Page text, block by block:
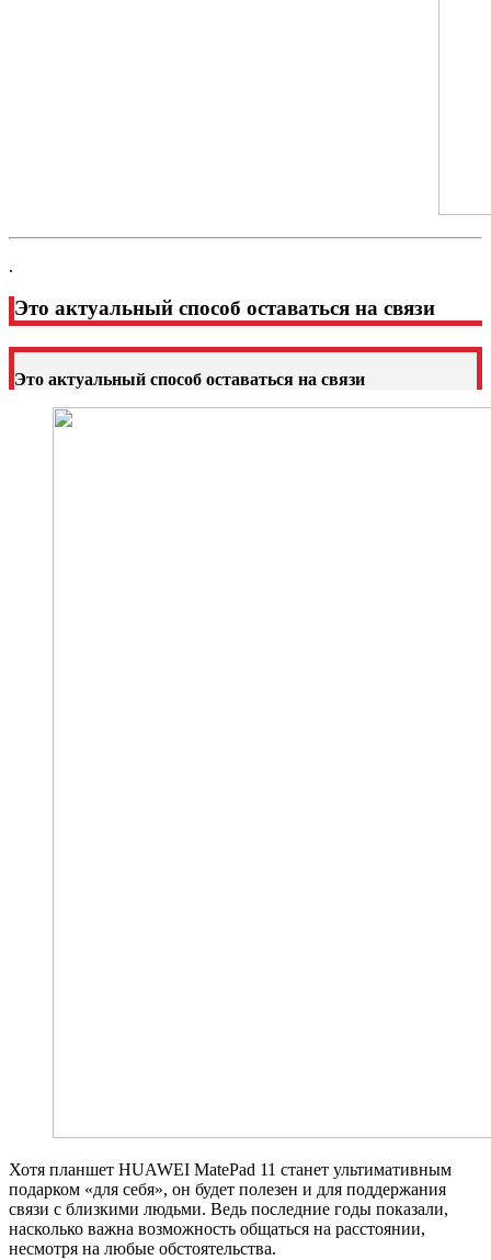
.
Это актуальный способ оставаться на связи
Это актуальный способ оставаться на связи
Хотя планшет HUAWEI MatePad 11 станет ультимативным
подарком «для себя», он будет полезен и для поддержания
связи с близкими людьми. Ведь последние годы показали,
насколько важна возможность общаться на расстоянии,
несмотря на любые обстоятельства.